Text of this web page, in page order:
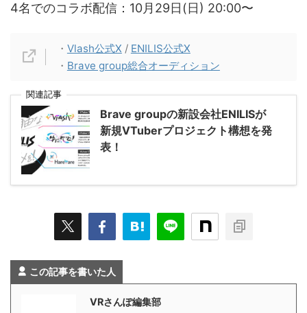
4名でのコラボ配信：10月29日(日) 20:00〜
・ Vlash公式X / ENILIS公式X
・ Brave group総合オーディション
関連記事
Brave groupの新設会社ENILISが
新規VTuberプロジェクト構想を発
表！
この記事を書いた人
VRさんぽ編集部